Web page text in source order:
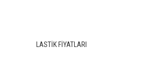
LASTİK FİYATLARI